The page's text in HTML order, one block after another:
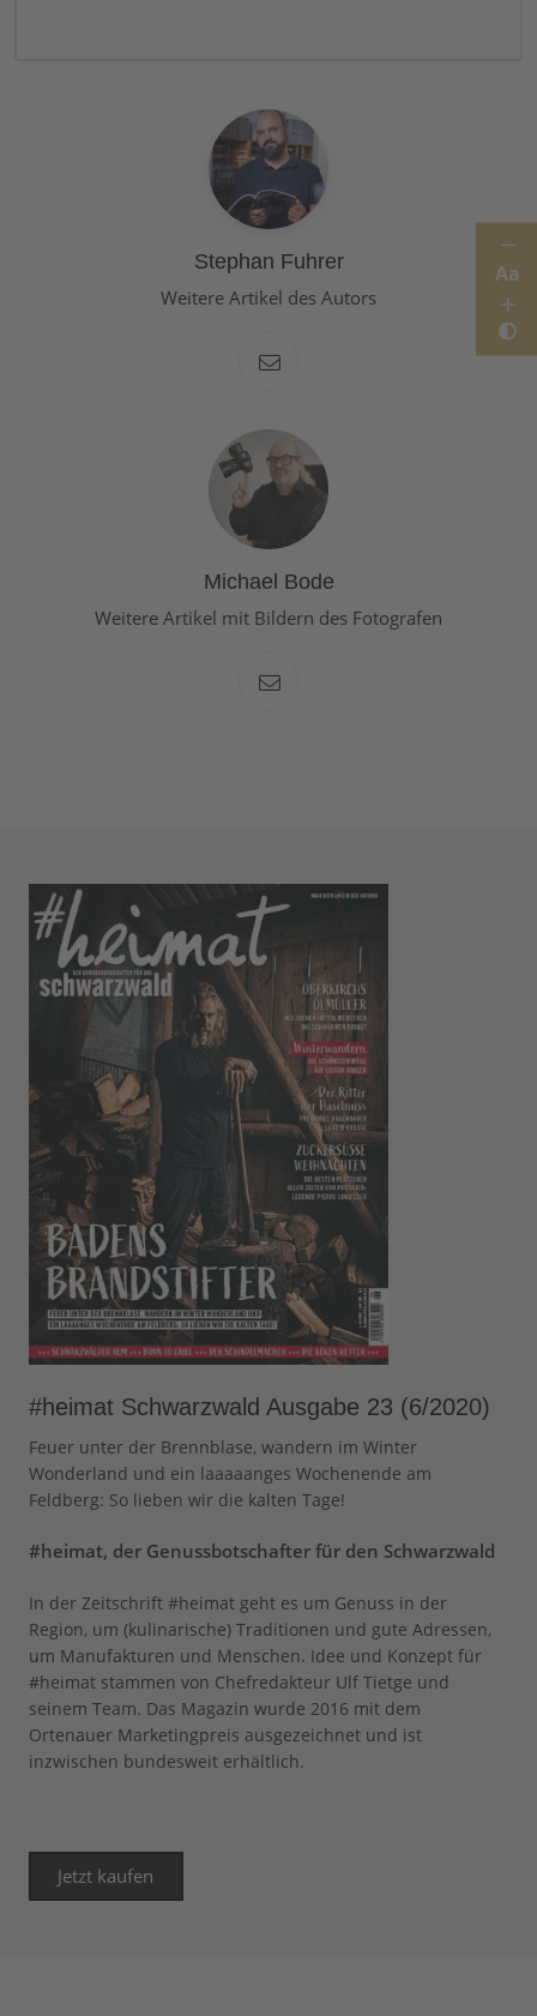
Aa
Stephan Fuhrer
Weitere Artikel des Autors
Michael Bode
Weitere Artikel mit Bildern des Fotografen
#heimat Schwarzwald Ausgabe 23 (6/2020)
Feuer unter der Brennblase, wandern im Winter
Wonderland und ein laaaaanges Wochenende am
Feldberg: So lieben wir die kalten Tage!
#heimat, der Genussbotschafter für den Schwarzwald
In der Zeitschrift #heimat geht es um Genuss in der
Region, um (kulinarische) Traditionen und gute Adressen,
um Manufakturen und Menschen. Idee und Konzept für
#heimat stammen von Chefredakteur Ulf Tietge und
seinem Team. Das Magazin wurde 2016 mit dem
Ortenauer Marketingpreis ausgezeichnet und ist
inzwischen bundesweit erhältlich.
Jetzt kaufen